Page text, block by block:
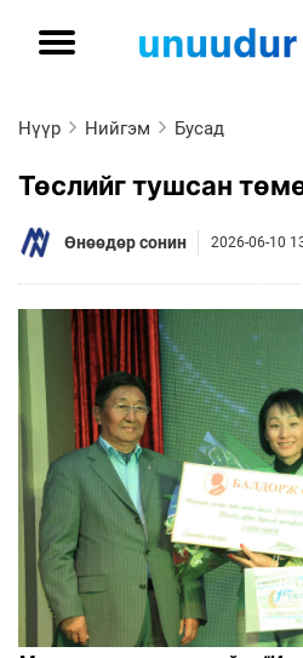
Нүүр Нийгэм Бусад
Төслийг тушсан
Өнөөдөр сонин 2026-06-10